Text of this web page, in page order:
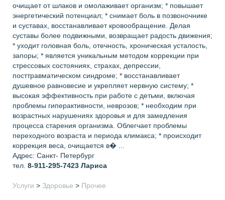
очищает от шлаков и омолаживает организм; * повышает
энергетический потенциал; * снимает боль в позвоночнике
и суставах, восстанавливает кровообращение. Делая
суставы более подвижными, возвращает радость движения;
* уходит головная боль, отечность, хроническая усталость,
запоры; * является уникальным методом коррекции при
стрессовых состояниях, страхах, депрессии,
посттравматическом синдроме; * восстанавливает
душевное равновесие и укрепляет нервную систему; *
высокая эффективность при работе с детьми, включая
проблемы гиперактивности, неврозов; * необходим при
возрастных нарушениях здоровья и для замедления
процесса старения организма. Облегчает проблемы
переходного возраста и периода климакса; * происходит
коррекция веса, очищается в� ...
Адрес: Санкт- Петербург
тел. 8-911-295-7423 Лариса
Услуги > Здоровье > Прочее